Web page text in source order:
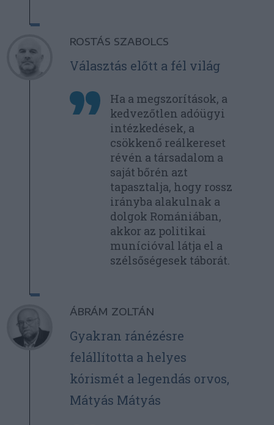
ROSTÁS SZABOLCS
Választás előtt a fél világ
Ha a megszorítások, a
kedvezőtlen adóügyi
intézkedések, a
csökkenő reálkereset
révén a társadalom a
saját bőrén azt
tapasztalja, hogy rossz
irányba alakulnak a
dolgok Romániában,
akkor az politikai
munícióval látja el a
szélsőségesek táborát.
ÁBRÁM ZOLTÁN
Gyakran ránézésre
felállította a helyes
kórismét a legendás orvos,
Mátyás Mátyás